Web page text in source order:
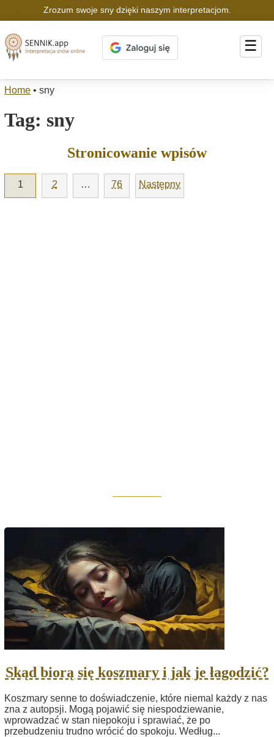
Zrozum swoje sny dzięki naszym interpretacjom.
☰
Home • sny
Tag: sny
Stronicowanie wpisów
1 2 … 76 Następny
Skąd biorą się koszmary i jak je łagodzić?
Koszmary senne to doświadczenie, które niemal każdy z nas
zna z autopsji. Mogą pojawić się niespodziewanie,
wprowadzać w stan niepokoju i sprawiać, że po
przebudzeniu trudno wrócić do spokoju. Według...